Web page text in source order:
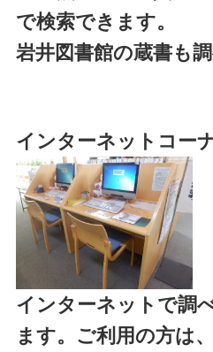
で検索できます。
岩井図書館の蔵書も
インターネットコー
インターネットで調
ます。ご利用の方は